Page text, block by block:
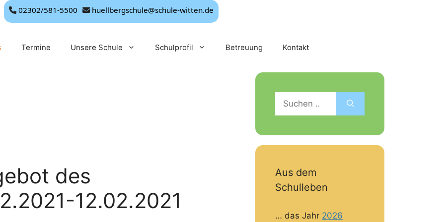
02302/581-5500 huellbergschule@schule-witten.de
Termine Unsere Schule Schulprofil Betreuung Kontakt
des
12.02.2021
nach:
Aus dem
Schulleben
… das Jahr 2026